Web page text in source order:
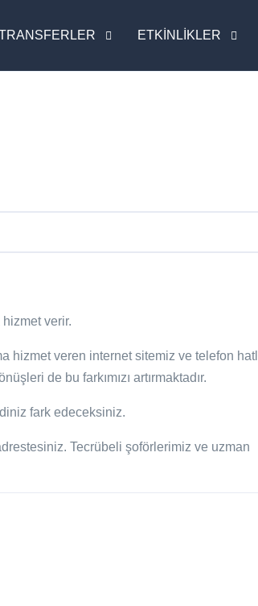
ETKİNLİKLER
verir.
hizmet veren internet sitemiz ve telefon
de bu farkımızı artırmaktadır.
fark edeceksiniz.
Tecrübeli şoförlerimiz ve uzman